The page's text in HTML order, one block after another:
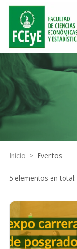
Inicio > Eventos
5 elementos en total: